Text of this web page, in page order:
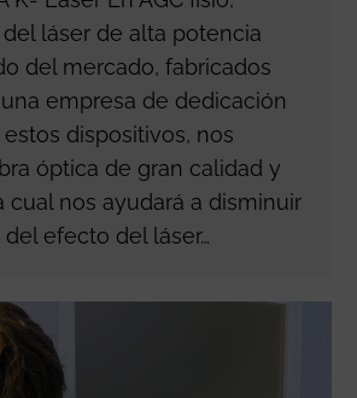
láser de alta potencia
del mercado, fabricados
empresa de dedicación
dispositivos, nos
óptica de gran calidad y
cual nos ayudará a disminuir
del efecto del láser…